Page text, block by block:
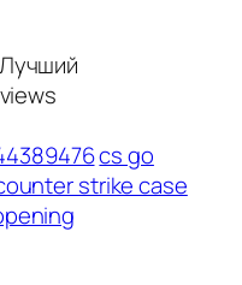
cs go
strike case